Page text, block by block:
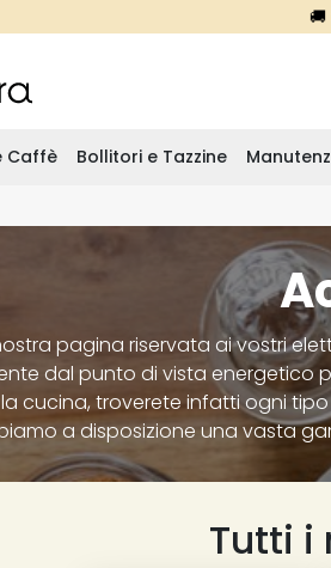
🚚
Caffè Bollitori e Tazzine
pagina riservata ai vostri
dal punto di vista energetico
cucina, troverete infatti ogni
a disposizione una vasta
Tutti i